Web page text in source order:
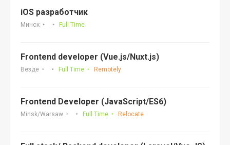
iOS разработчик
Минск Full Time
Frontend developer (Vue.js/Nuxt.js)
Везде Full Time Remotely
Frontend Developer (JavaScript/ES6)
Minsk/Warsaw Full Time Relocate